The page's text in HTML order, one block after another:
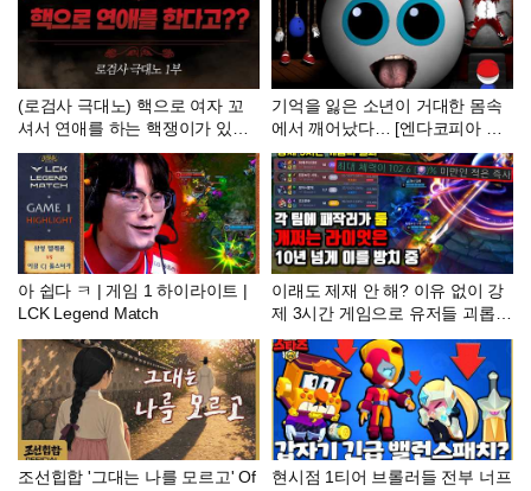
(로검사 극대노) 핵으로 여자 꼬
셔서 연애를 하는 핵쟁이가 있다
고 | 1부 [로검사TV]
기억을 잃은 소년이 거대한 몸속
에서 깨어났다… [엔다코피아 정
식]
아 쉽다 ㅋ | 게임 1 하이라이트 |
LCK Legend Match
이래도 제재 안 해? 이유 없이 강
제 3시간 게임으로 유저들 괴롭히
는 악질 패작러들
조선힙합 '그대는 나를 모르고' Of
현시점 1티어 브롤러들 전부 너프